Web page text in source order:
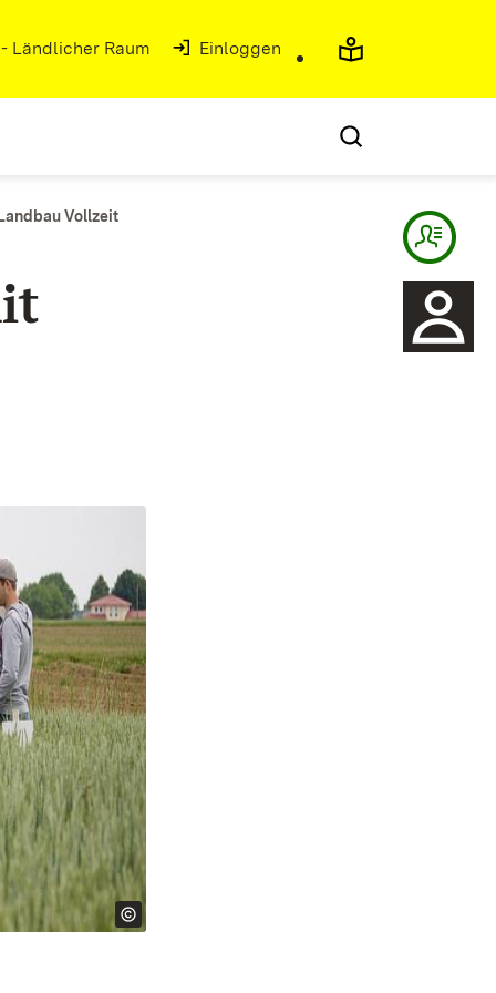
Ländlicher Raum (Öffnet in neuem Fenster)
Einloggen
Vollzeit